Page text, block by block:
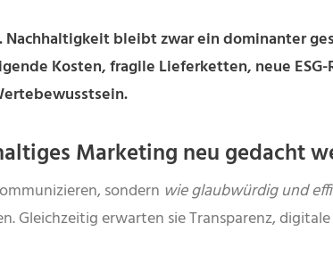
bleibt zwar ein dominanter
Kosten, fragile Lieferketten, neue ESG-
Marketing neu gedacht
sondern wie glaubwürdig und
Gleichzeitig erwarten sie Transparenz, digitale